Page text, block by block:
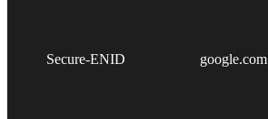
Secure-ENID google.com